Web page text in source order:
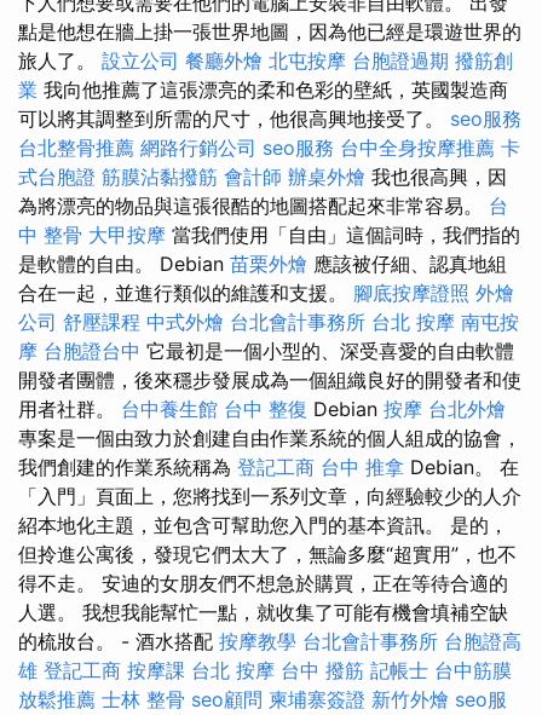
點是他想在牆上掛一張世界地圖，因為他已經是環遊世界的
旅人了。 設立公司 餐廳外燴 北屯按摩 台胞證過期 撥筋創
業 我向他推薦了這張漂亮的柔和色彩的壁紙，英國製造商
可以將其調整到所需的尺寸，他很高興地接受了。 seo服務
台北整骨推薦 網路行銷公司 seo服務 台中全身按摩推薦 卡
式台胞證 筋膜沾黏撥筋 會計師 辦桌外燴 我也很高興，因
為將漂亮的物品與這張很酷的地圖搭配起來非常容易。 台
中 整骨 大甲按摩 當我們使用「自由」這個詞時，我們指的
是軟體的自由。 Debian 苗栗外燴 應該被仔細、認真地組
合在一起，並進行類似的維護和支援。 腳底按摩證照 外燴
公司 舒壓課程 中式外燴 台北會計事務所 台北 按摩 南屯按
摩 台胞證台中 它最初是一個小型的、深受喜愛的自由軟體
開發者團體，後來穩步發展成為一個組織良好的開發者和使
用者社群。 台中養生館 台中 整復 Debian 按摩 台北外燴
專案是一個由致力於創建自由作業系統的個人組成的協會，
我們創建的作業系統稱為 登記工商 台中 推拿 Debian。 在
「入門」頁面上，您將找到一系列文章，向經驗較少的人介
紹本地化主題，並包含可幫助您入門的基本資訊。 是的，
但拎進公寓後，發現它們太大了，無論多麼“超實用”，也不
得不走。 安迪的女朋友們不想急於購買，正在等待合適的
人選。 我想我能幫忙一點，就收集了可能有機會填補空缺
的梳妝台。 - 酒水搭配 按摩教學 台北會計事務所 台胞證高
雄 登記工商 按摩課 台北 按摩 台中 撥筋 記帳士 台中筋膜
放鬆推薦 士林 整骨 seo顧問 柬埔寨簽證 新竹外燴 seo服